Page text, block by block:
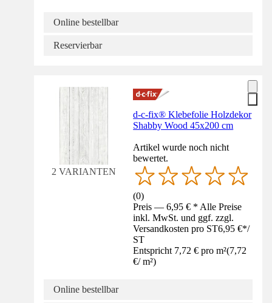
Online bestellbar
Reservierbar
2 VARIANTEN
d-c-fix® Klebefolie Holzdekor
Shabby Wood 45x200 cm
Artikel wurde noch nicht
bewertet.
(0)
Preis — 6,95 € * Alle Preise
inkl. MwSt. und ggf. zzgl.
Versandkosten pro ST6,95 €*/
ST
Entspricht 7,72 € pro m²(7,72
€/ m²)
Online bestellbar